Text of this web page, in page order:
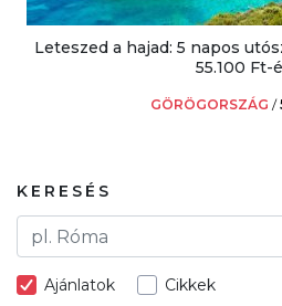
Leteszed a hajad: 5 napos
55.100 Ft-
GÖRÖGORSZÁG /
KERESÉS
Ajánlatok Cikkek